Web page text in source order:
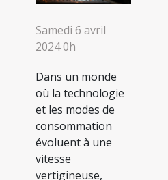
Samedi 6 avril
2024 0h
Dans un monde
où la technologie
et les modes de
consommation
évoluent à une
vitesse
vertigineuse,